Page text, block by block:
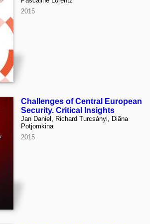
2015
Challenges of Central European
Security. Critical Insights
Jan Daniel, Richard Turcsányi, Diãna
Potjomkina
2015